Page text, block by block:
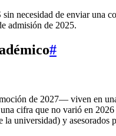
necesidad de enviar una
admisión de 2025.
#
de 2027— viven en
cifra que no varió en
universidad) y asesorados